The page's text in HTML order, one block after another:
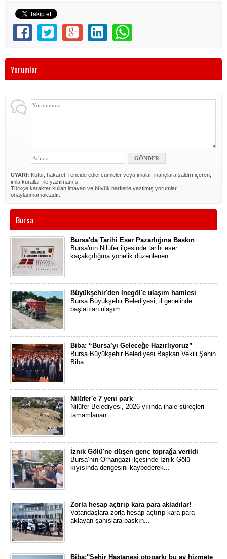
Yorumlar
UYARI: Küfür, hakaret, rencide edici cümleler veya imalar, inançlara saldırı içeren,
imla kuralları ile yazılmamış,
Türkçe karakter kullanılmayan ve büyük harflerle yazılmış yorumlar
onaylanmamaktadır.
Bursa
Bursa'da Tarihi Eser Pazarlığına Baskın
Bursa'nın Nilüfer ilçesinde tarihi eser
kaçakçılığına yönelik düzenlenen...
Büyükşehir'den İnegöl'e ulaşım hamlesi
​Bursa Büyükşehir Belediyesi, il genelinde
başlatılan ulaşım...
Biba: “Bursa’yı Geleceğe Hazırlıyoruz”
​Bursa Büyükşehir Belediyesi Başkan Vekili Şahin
Biba...
Nilüfer'e 7 yeni park
Nilüfer Belediyesi, 2026 yılında ihale süreçleri
tamamlanan...
İznik Gölü'ne düşen genç toprağa verildi
Bursa’nın Orhangazi ilçesinde İznik Gölü
kıyısında dengesini kaybederek...
Zorla hesap açtırıp kara para akladılar!
Vatandaşlara zorla hesap açtırıp kara para
aklayan şahıslara baskın...
Biba:''Şehir Hastanesi otoparkı bu ay hizmete